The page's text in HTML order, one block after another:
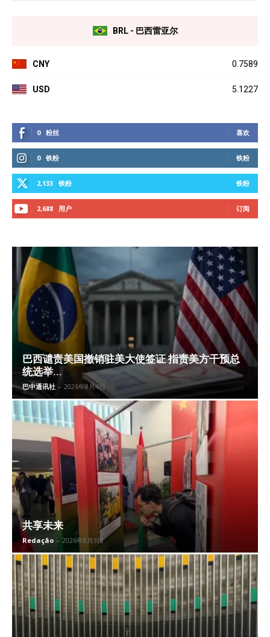
BRL - 巴西雷亚尔
CNY 0.7589
USD 5.1227
0 粉丝 喜欢
0 铁粉 铁粉
2,133 铁粉 铁粉
2,688 用户 订阅
巴西谴责美国撤销驻美大使签证 指责美方干预总
统选举...
巴中通讯社 - 2026年8月4日
共享未来
Redação - 2026年8月3日